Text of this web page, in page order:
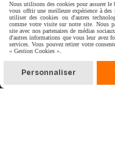
*pour l'acquisition d'un
Nous utilisons des cookies pour assurer
vous offrir une meilleure expérience à
utiliser des cookies ou d'autres
comme votre visite sur notre site. Nous
site avec nos partenaires de médias
d'autres informations que vous leur avez
services. Vous pouvez retirer votre
« Gestion Cookies ».
Personnaliser